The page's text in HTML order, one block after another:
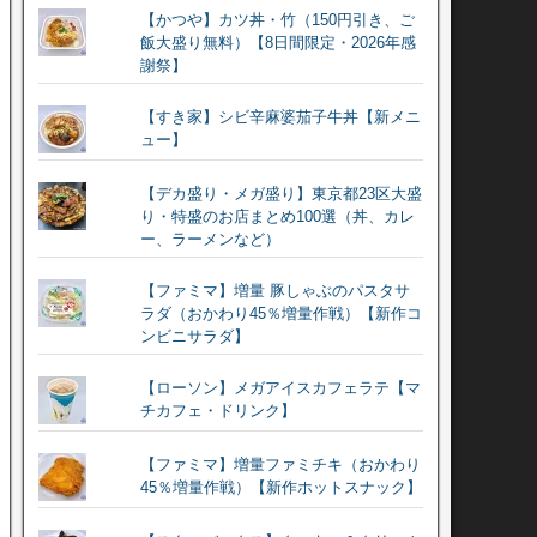
【かつや】カツ丼・竹（150円引き、ご
飯大盛り無料）【8日間限定・2026年感
謝祭】
【すき家】シビ辛麻婆茄子牛丼【新メニ
ュー】
【デカ盛り・メガ盛り】東京都23区大盛
り・特盛のお店まとめ100選（丼、カレ
ー、ラーメンなど）
【ファミマ】増量 豚しゃぶのパスタサ
ラダ（おかわり45％増量作戦）【新作コ
ンビニサラダ】
【ローソン】メガアイスカフェラテ【マ
チカフェ・ドリンク】
【ファミマ】増量ファミチキ（おかわり
45％増量作戦）【新作ホットスナック】